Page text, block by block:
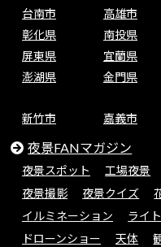
台南市
高雄市
彰化県
南投県
屏東県
宜蘭県
澎湖県
金門県
新竹市 嘉義市
夜景FANマガジン
夜景スポット 工場夜景
夜景撮影
夜景クイズ
イルミネーション
ライ
ドローンショー
天体